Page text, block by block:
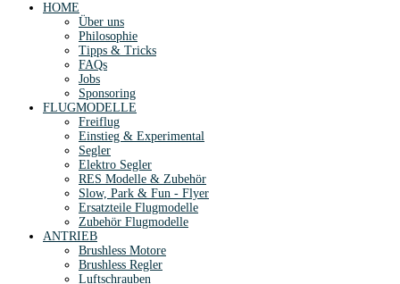
HOME
Über uns
Philosophie
Tipps & Tricks
FAQs
Jobs
Sponsoring
FLUGMODELLE
Freiflug
Einstieg & Experimental
Segler
Elektro Segler
RES Modelle & Zubehör
Slow, Park & Fun - Flyer
Ersatzteile Flugmodelle
Zubehör Flugmodelle
ANTRIEB
Brushless Motore
Brushless Regler
Luftschrauben